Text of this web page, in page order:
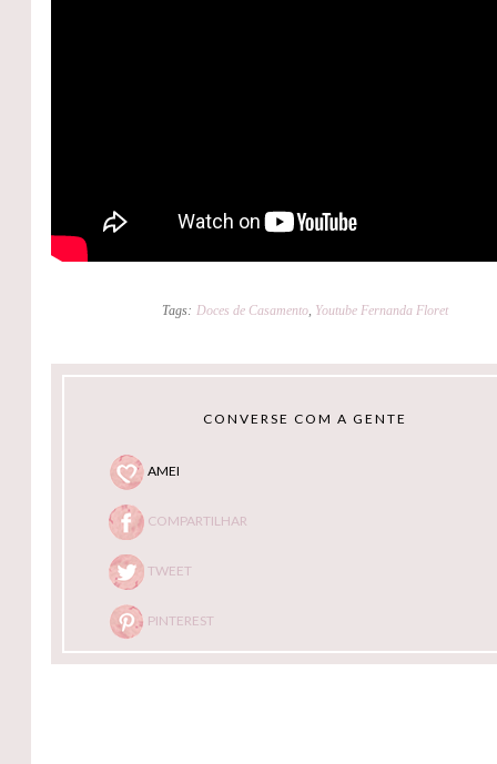
Tags: Doces de Casamento, Youtube Fernanda Floret
CONVERSE COM A GENTE
AMEI
COMPARTILHAR
TWEET
PINTEREST